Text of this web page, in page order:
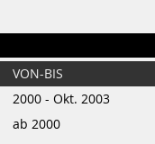
VON-BIS
2000 - Okt. 2003
ab 2000